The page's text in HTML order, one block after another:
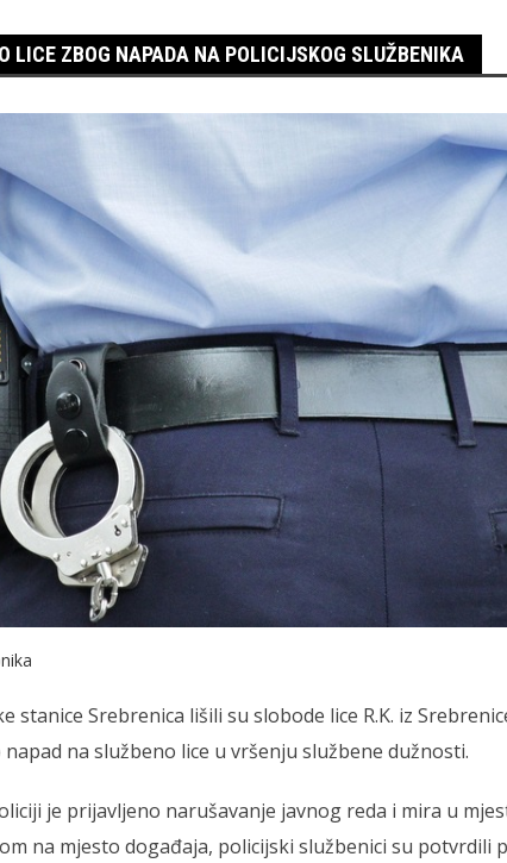
LICE ZBOG NAPADA NA POLICIJSKOG SLUŽBENIKA
stanice Srebrenica lišili su slobode lice R.K. iz
napad na službeno lice u vršenju službene dužnosti.
je prijavljeno narušavanje javnog reda i mira u
na mjesto događaja, policijski službenici su potvrdili